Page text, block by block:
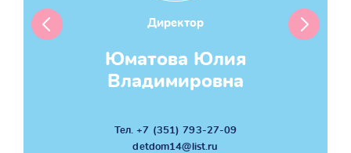
Previous Директор
Юматова Юлия
Владимировна
Тел. +7 (351) 793-27-09
detdom14@list.ru
Next